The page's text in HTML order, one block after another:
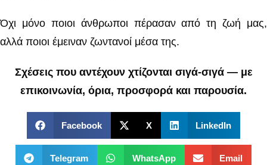
Όχι μόνο ποιοι άνθρωποι πέρασαν από τη ζωή μας,
αλλά ποιοι έμειναν ζωντανοί μέσα της.
Σχέσεις που αντέχουν χτίζονται σιγά-σιγά — με
επικοινωνία, όρια, προσφορά και παρουσία.
Facebook X LinkedIn
Telegram WhatsApp Email